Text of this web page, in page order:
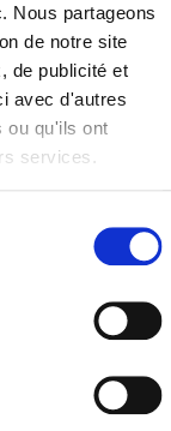
Nous partageons
de notre site
de publicité et
avec d'autres
ou qu'ils ont
services.